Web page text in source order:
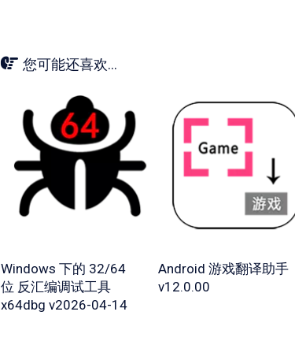
您可能还喜欢...
Windows 下的 32/64
位 反汇编调试工具
x64dbg v2026-04-14
Android 游戏翻译助手
v12.0.00